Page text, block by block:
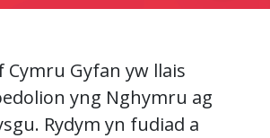
Cymru Gyfan yw llais
yng Nghymru ag
Rydym yn fudiad a